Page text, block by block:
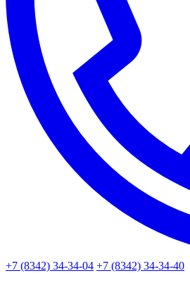
+7 (8342) 34-34-04 +7 (8342) 34-34-40